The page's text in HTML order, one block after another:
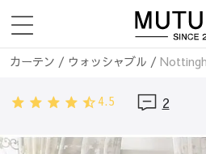
カーテン / ウォッシャブル /
カーテン/洋風/Nottingham レース
Nottingham
カーテン /ダイニング・キッチン /
4.5 2